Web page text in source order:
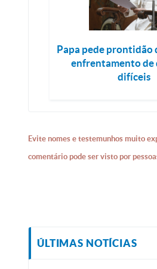
Papa pede prontidão
enfrentamento de
difíceis
Evite nomes e testemunhos muito
comentário pode ser visto por
ÚLTIMAS NOTÍCIAS